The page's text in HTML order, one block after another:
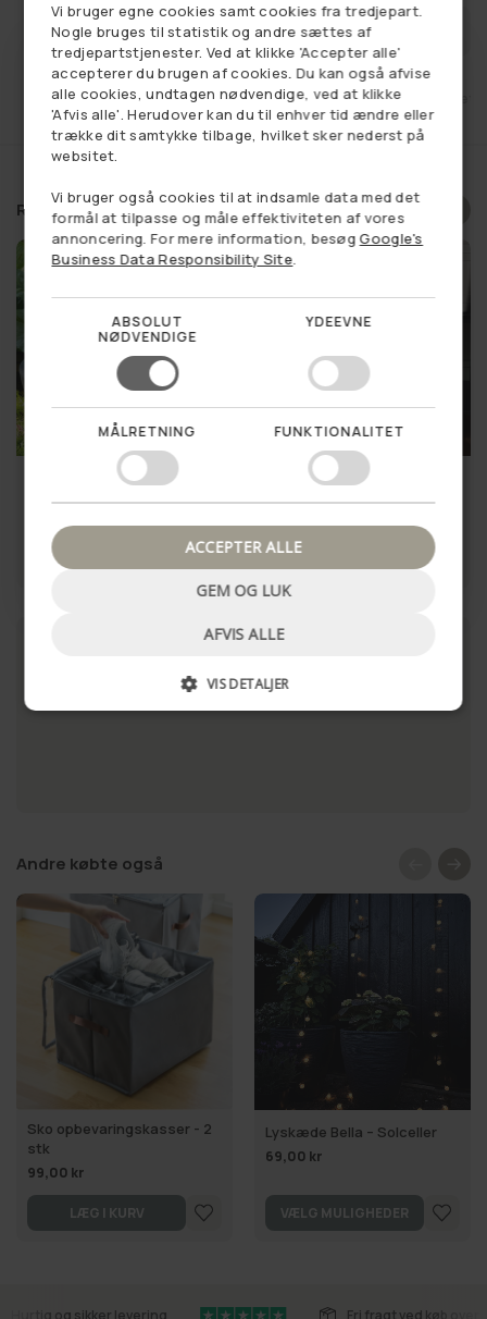
FÅ BESKED NÅR VAREN ER PÅ LAGER
Fri fragt ved køb over 749,- 14 dages
Relaterede produkter
Spejlbassin i recycling plast
109,00 kr
Opbevaringskurv - Color mix
79,00 kr
Andre købte også
Sko opbevaringskasser - 2
stk
99,00 kr
LÆG I KURV
Lyskæde Bella – Solceller
69,00 kr
VÆLG MULIGHEDER
Hurtig og sikker levering Fri fragt ved køb over
Vil du vinde en hemmelig
rabat til dit første køb?
Nej tak, luk pop up
DANISH
GERMAN
NORWEGIAN
SWEDISH
Vi bruger egne cookies samt cookies fra tredjepart.
Nogle bruges til statistik og andre sættes af
tredjepartstjenester. Ved at klikke 'Accepter alle'
accepterer du brugen af cookies. Du kan også afvise
alle cookies, undtagen nødvendige, ved at klikke
'Afvis alle'. Herudover kan du til enhver tid ændre eller
trække dit samtykke tilbage, hvilket sker nederst på
websitet.
Vi bruger også cookies til at indsamle data med det
formål at tilpasse og måle effektiviteten af vores
annoncering. For mere information, besøg Google's
Business Data Responsibility Site.
ABSOLUT
NØDVENDIGE
YDEEVNE
MÅLRETNING FUNKTIONALITET
GEM OG LUK
ACCEPTER ALLE
AFVIS ALLE
VIS DETALJER